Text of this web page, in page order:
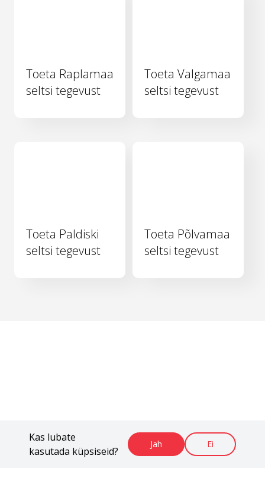
Kas lubate
kasutada küpsiseid?
Jah Ei
Toeta Raplamaa
seltsi tegevust
Toeta Valgamaa
seltsi tegevust
Toeta Paldiski
seltsi tegevust
Toeta Põlvamaa
seltsi tegevust